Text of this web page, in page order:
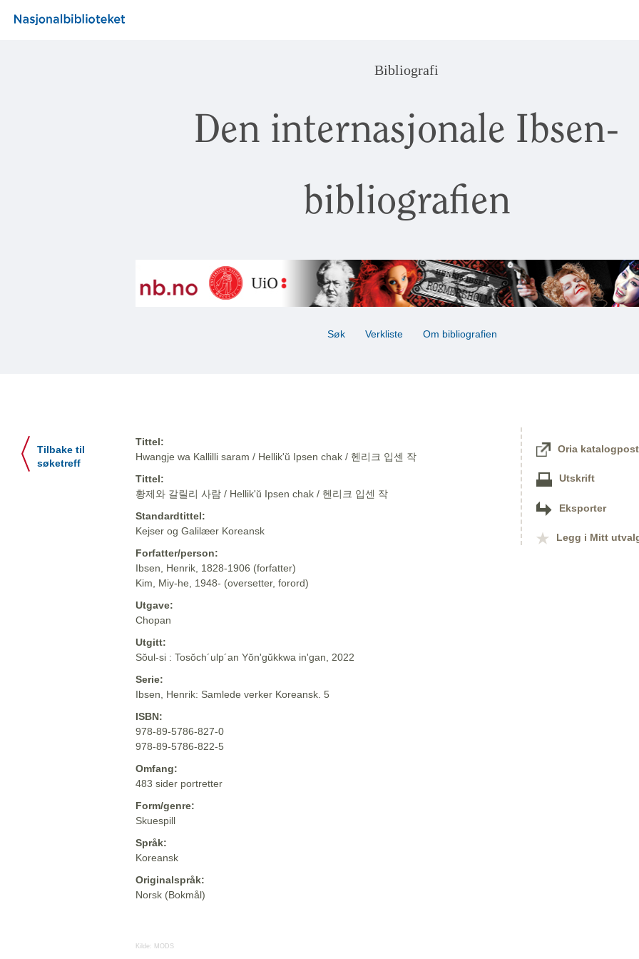
Bibliografi
Den internasjonale Ibsen-
bibliografien
Søk Verkliste Om bibliografien
Tilbake til
søketreff
Tittel:
Hwangje wa Kallilli saram / Hellik'ŭ Ipsen chak / 헨리크 입센 작
Tittel:
황제와 갈릴리 사람 / Hellik'ŭ Ipsen chak / 헨리크 입센 작
Standardtittel:
Kejser og Galilæer Koreansk
Forfatter/person:
Ibsen, Henrik, 1828-1906 (forfatter)
Kim, Miy-he, 1948- (oversetter, forord)
Utgave:
Chopan
Utgitt:
Sŏul-si : Tosŏch´ulp´an Yŏn'gŭkkwa in'gan, 2022
Serie:
Ibsen, Henrik: Samlede verker Koreansk. 5
ISBN:
978-89-5786-827-0
978-89-5786-822-5
Omfang:
483 sider portretter
Form/genre:
Skuespill
Språk:
Koreansk
Originalspråk:
Norsk (Bokmål)
Kilde: MODS
Oria katalogpost
Utskrift
Eksporter
Legg i Mitt